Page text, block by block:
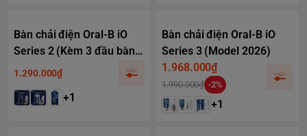
Bàn chải điện Oral-B iO
Series 2 (Kèm 3 đầu bàn
chải thay thế)
1.290.000₫
+1
Bàn chải điện Oral-B iO
Series 3 (Model 2026)
1.968.000₫
1.990.000₫ -2%
+1